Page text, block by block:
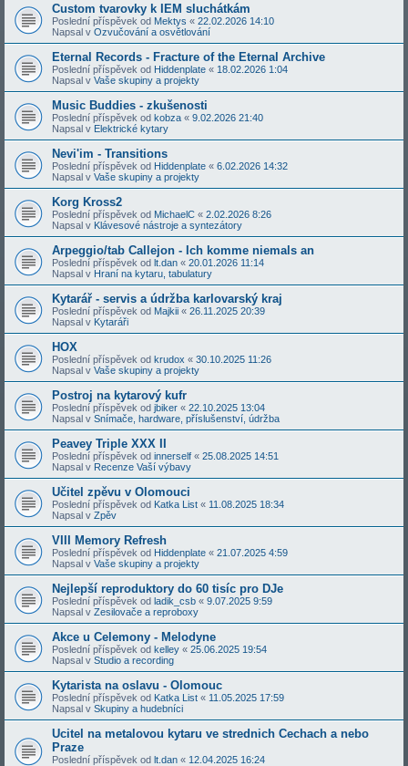
Custom tvarovky k IEM sluchátkám
Poslední příspěvek od Mektys « 22.02.2026 14:10
Napsal v Ozvučování a osvětlování
Eternal Records - Fracture of the Eternal Archive
Poslední příspěvek od Hiddenplate « 18.02.2026 1:04
Napsal v Vaše skupiny a projekty
Music Buddies - zkušenosti
Poslední příspěvek od kobza « 9.02.2026 21:40
Napsal v Elektrické kytary
Nevi'im - Transitions
Poslední příspěvek od Hiddenplate « 6.02.2026 14:32
Napsal v Vaše skupiny a projekty
Korg Kross2
Poslední příspěvek od MichaelC « 2.02.2026 8:26
Napsal v Klávesové nástroje a syntezátory
Arpeggio/tab Callejon - Ich komme niemals an
Poslední příspěvek od lt.dan « 20.01.2026 11:14
Napsal v Hraní na kytaru, tabulatury
Kytarář - servis a údržba karlovarský kraj
Poslední příspěvek od Majkii « 26.11.2025 20:39
Napsal v Kytaráři
HOX
Poslední příspěvek od krudox « 30.10.2025 11:26
Napsal v Vaše skupiny a projekty
Postroj na kytarový kufr
Poslední příspěvek od jbiker « 22.10.2025 13:04
Napsal v Snímače, hardware, příslušenství, údržba
Peavey Triple XXX II
Poslední příspěvek od innerself « 25.08.2025 14:51
Napsal v Recenze Vaší výbavy
Učitel zpěvu v Olomouci
Poslední příspěvek od Katka List « 11.08.2025 18:34
Napsal v Zpěv
VIII Memory Refresh
Poslední příspěvek od Hiddenplate « 21.07.2025 4:59
Napsal v Vaše skupiny a projekty
Nejlepší reproduktory do 60 tisíc pro DJe
Poslední příspěvek od ladik_csb « 9.07.2025 9:59
Napsal v Zesilovače a reproboxy
Akce u Celemony - Melodyne
Poslední příspěvek od kelley « 25.06.2025 19:54
Napsal v Studio a recording
Kytarista na oslavu - Olomouc
Poslední příspěvek od Katka List « 11.05.2025 17:59
Napsal v Skupiny a hudebníci
Ucitel na metalovou kytaru ve strednich Cechach a nebo
Praze
Poslední příspěvek od lt.dan « 12.04.2025 16:24